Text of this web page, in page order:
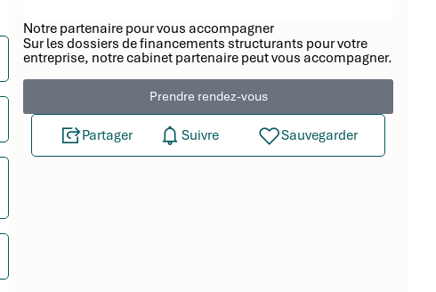
Notre partenaire pour vous accompagner
Sur les dossiers de financements structurants pour votre
entreprise, notre cabinet partenaire peut vous accompagner.
Prendre rendez-vous
Partager Suivre Sauvegarder